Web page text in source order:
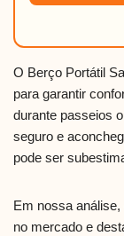
O Berço Portátil
para garantir
durante passeios
seguro e
pode ser
Em nossa
no mercado e